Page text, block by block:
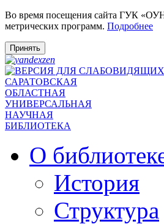
Во время посещения сайта ГУК
метрических программ. Подробнее
Принять
САРАТОВСКАЯ
ОБЛАСТНАЯ
УНИВЕРСАЛЬНАЯ
НАУЧНАЯ
БИБЛИОТЕКА
О
История
Структура